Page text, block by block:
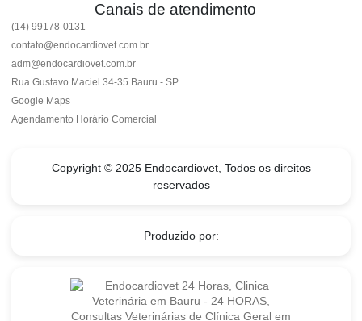
Canais de atendimento
(14) 99178-0131
contato@endocardiovet.com.br
adm@endocardiovet.com.br
Rua Gustavo Maciel 34-35 Bauru - SP
Google Maps
Agendamento Horário Comercial
Copyright © 2025 Endocardiovet, Todos os direitos
reservados
Produzido por: